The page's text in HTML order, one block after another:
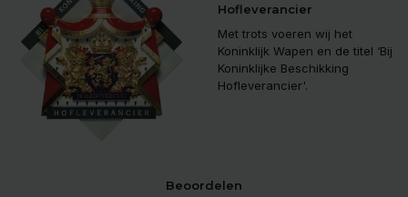
Hofleverancier
Met trots voeren wij het
Koninklijk Wapen en de titel ‘Bij
Koninklijke Beschikking
Hofleverancier'.
Beoordelen